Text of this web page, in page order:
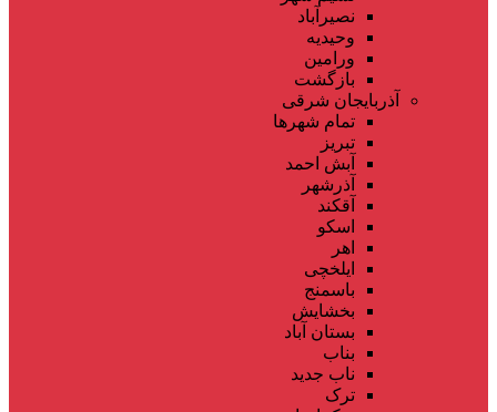
نصیرآباد
وحیدیه
ورامین
بازگشت
آذربایجان شرقی
تمام شهر‌ها
تبریز
آبش احمد
آذرشهر
آقکند
اسکو
اهر
ایلخچی
باسمنج
بخشایش
بستان آباد
بناب
ناب جدید
ترک